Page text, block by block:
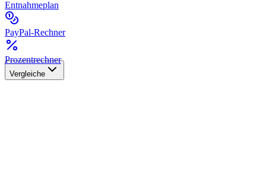
Entnahmeplan
PayPal-Rechner
Prozentrechner
Vergleiche